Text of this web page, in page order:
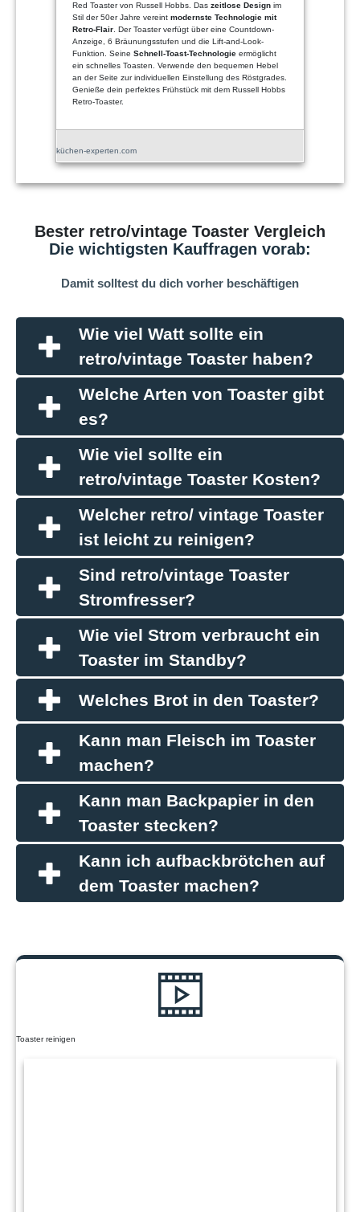
Red Toaster von Russell Hobbs. Daszeitlose Designim
Stil der 50er Jahre vereint modernste Technologie mit
Retro-Flair. Der Toaster verfügt über eine Countdown-
Anzeige, 6 Bräunungsstufen und die Lift-and-Look-
Funktion. Seine Schnell-Toast-Technologieermöglicht
ein schnelles Toasten. Verwende den bequemen Hebel
an der Seite zur individuellen Einstellung des Röstgrades.
Genieße dein perfektes Frühstück mit dem Russell Hobbs
Retro-Toaster.
küchen-experten.com
Bester retro/vintage Toaster Vergleich
Die wichtigsten Kauffragen vorab:
Damit solltest du dich vorher beschäftigen
Wie viel Watt sollte ein
retro/vintage Toaster haben?
Welche Arten von Toaster gibt
es?
Wie viel sollte ein
retro/vintage Toaster Kosten?
Welcher retro/ vintage Toaster
ist leicht zu reinigen?
Sind retro/vintage Toaster
Stromfresser?
Wie viel Strom verbraucht ein
Toaster im Standby?
Welches Brot in den Toaster?
Kann man Fleisch im Toaster
machen?
Kann man Backpapier in den
Toaster stecken?
Kann ich aufbackbrötchen auf
dem Toaster machen?
Toaster reinigen